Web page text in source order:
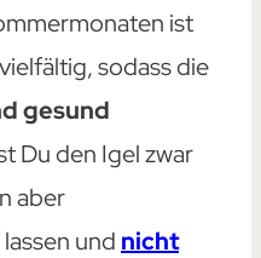
ist
sodass die
gesund
Du den Igel zwar
aber
und nicht